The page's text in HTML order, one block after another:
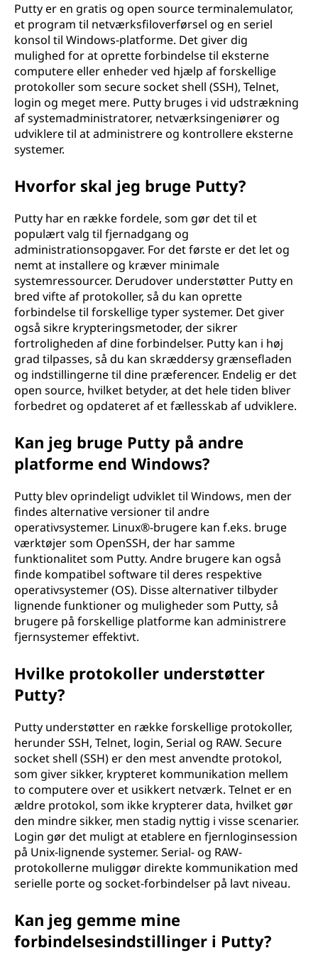
Putty er en gratis og open source terminalemulator,
et program til netværksfiloverførsel og en seriel
konsol til Windows-platforme. Det giver dig
mulighed for at oprette forbindelse til eksterne
computere eller enheder ved hjælp af forskellige
protokoller som secure socket shell (SSH), Telnet,
login og meget mere. Putty bruges i vid udstrækning
af systemadministratorer, netværksingeniører og
udviklere til at administrere og kontrollere eksterne
systemer.
Hvorfor skal jeg bruge Putty?
Putty har en række fordele, som gør det til et
populært valg til fjernadgang og
administrationsopgaver. For det første er det let og
nemt at installere og kræver minimale
systemressourcer. Derudover understøtter Putty en
bred vifte af protokoller, så du kan oprette
forbindelse til forskellige typer systemer. Det giver
også sikre krypteringsmetoder, der sikrer
fortroligheden af dine forbindelser. Putty kan i høj
grad tilpasses, så du kan skræddersy grænsefladen
og indstillingerne til dine præferencer. Endelig er det
open source, hvilket betyder, at det hele tiden bliver
forbedret og opdateret af et fællesskab af udviklere.
Kan jeg bruge Putty på andre
platforme end Windows?
Putty blev oprindeligt udviklet til Windows, men der
findes alternative versioner til andre
operativsystemer. Linux®-brugere kan f.eks. bruge
værktøjer som OpenSSH, der har samme
funktionalitet som Putty. Andre brugere kan også
finde kompatibel software til deres respektive
operativsystemer (OS). Disse alternativer tilbyder
lignende funktioner og muligheder som Putty, så
brugere på forskellige platforme kan administrere
fjernsystemer effektivt.
Hvilke protokoller understøtter
Putty?
Putty understøtter en række forskellige protokoller,
herunder SSH, Telnet, login, Serial og RAW. Secure
socket shell (SSH) er den mest anvendte protokol,
som giver sikker, krypteret kommunikation mellem
to computere over et usikkert netværk. Telnet er en
ældre protokol, som ikke krypterer data, hvilket gør
den mindre sikker, men stadig nyttig i visse scenarier.
Login gør det muligt at etablere en fjernloginsession
på Unix-lignende systemer. Serial- og RAW-
protokollerne muliggør direkte kommunikation med
serielle porte og socket-forbindelser på lavt niveau.
Kan jeg gemme mine
forbindelsesindstillinger i Putty?